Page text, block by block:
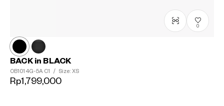
0
BACK in BLACK
OB1014G-5A C1 / Size: XS
Rp1,799,000